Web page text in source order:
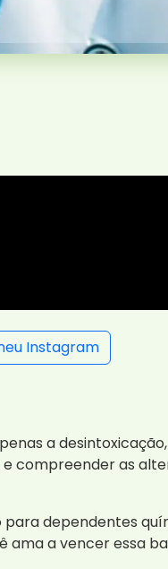
Instagram
a
compreender as
dependentes
ama a vencer essa